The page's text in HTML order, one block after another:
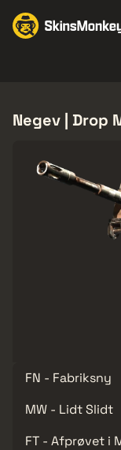
Negev | Drop
FN - Fabriksny
MW - Lidt Slidt
FT - Afprøvet i